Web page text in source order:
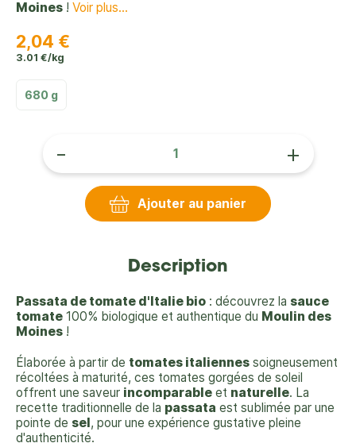
Moines ! Voir plus...
2,04 €
3.01 €/kg
680 g
- +
Ajouter au panier
Description
Passata de tomate d'Italie bio : découvrez la sauce
tomate 100% biologique et authentique du Moulin des
Moines !
Élaborée à partir de tomates italiennes soigneusement
récoltées à maturité, ces tomates gorgées de soleil
offrent une saveur incomparable et naturelle. La
recette traditionnelle de la passata est sublimée par une
pointe de sel , pour une expérience gustative pleine
d'authenticité.